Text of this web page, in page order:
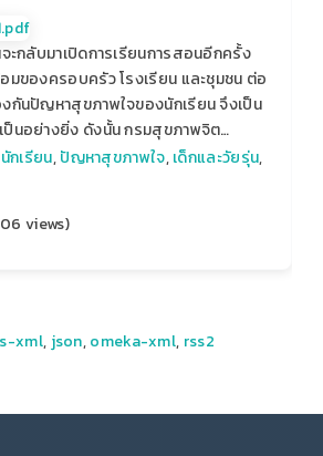
จะกลับมาเปิดการเรียนการสอนอีกครั้ง
มของครอบครัว โรงเรียน และชุมชน ต่อ
กันปัญหาสุขภาพใจของนักเรียน จึงเป็น
ป็นอย่างยิ่ง ดังนั้น กรมสุขภาพจิต…
นักเรียน,ปัญหาสุขภาพใจ,เด็กและวัยรุ่น,
views)
xml, json,omeka-xml, rss2